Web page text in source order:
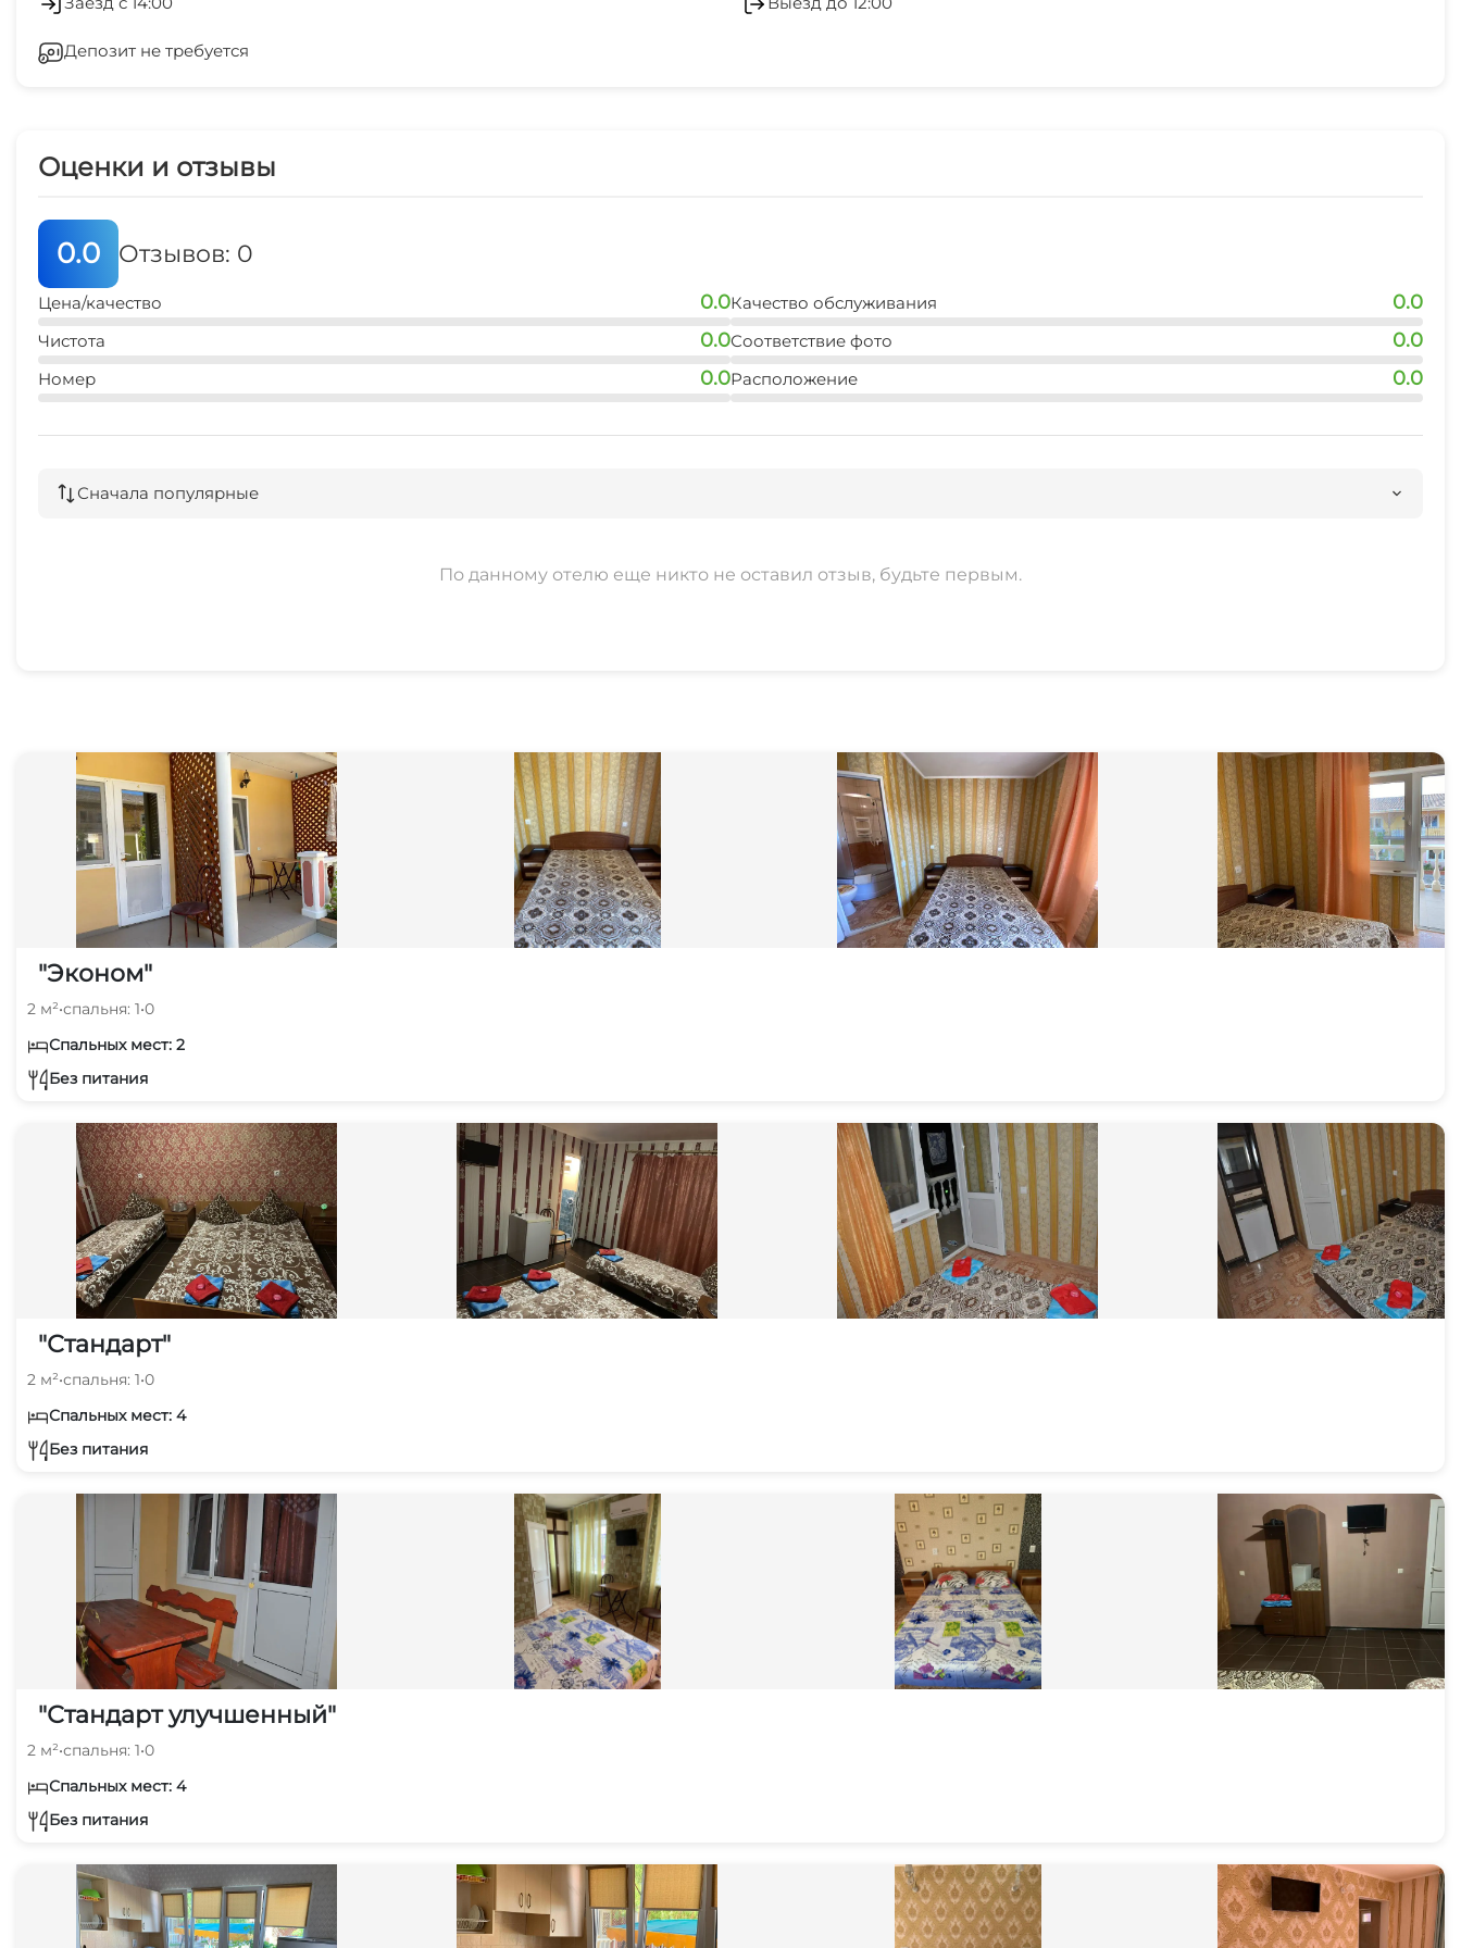
7 мин
СВЧ
Депозит не требуется
Оценки и отзывы
0.0 Отзывов: 0
Цена/качество 0.0
Чистота 0.0
Номер 0.0
Качество обслуживания 0.0
Соответствие фото 0.0
Расположение 0.0
Сначала популярные
По данному отелю еще никто не оставил отзыв, будьте первым.
"Эконом"
2 м²•спальня: 1•0
Спальных мест: 2
Без питания
"Стандарт"
2 м²•спальня: 1•0
Спальных мест: 4
Без питания
"Стандарт улучшенный"
2 м²•спальня: 1•0
Спальных мест: 4
Без питания